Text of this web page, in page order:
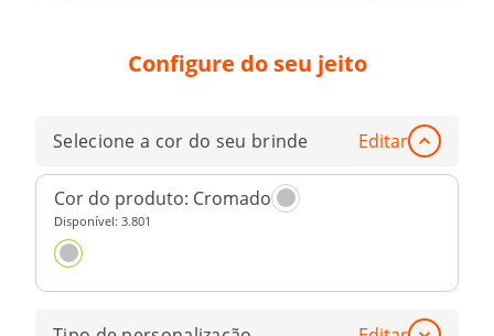
Configure do seu jeito
Selecione a cor do seu brinde Editar
Cor do produto: Cromado
Disponível: 3.801